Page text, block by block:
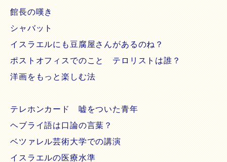
館長の嘆き
シャバット
イスラエルにも豆腐屋さんがあるのね？
ポストオフィスでのこと テロリストは誰？
洋画をもっと楽しむ法
テレホンカード 嘘をついた青年
ヘブライ語は口論の言葉？
ベツァレル芸術大学での講演
イスラエルの医療水準